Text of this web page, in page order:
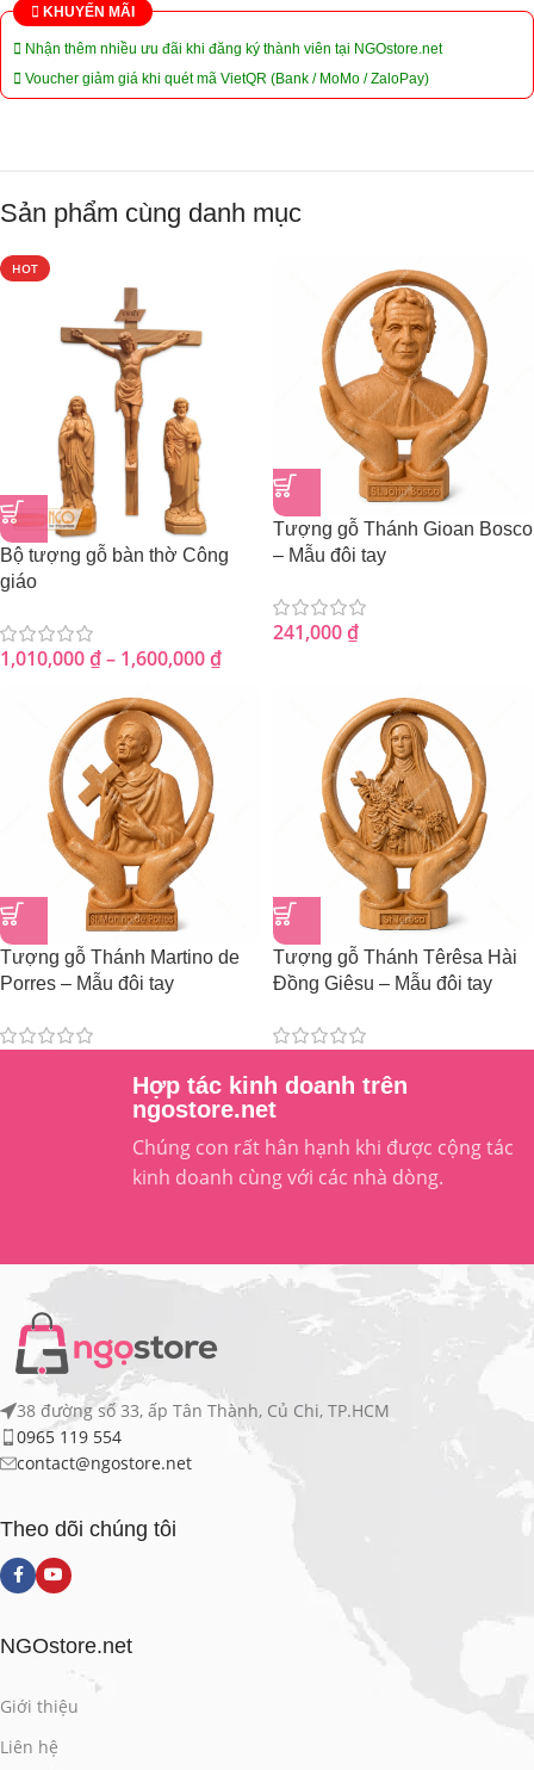
KHUYẾN MÃI
Nhận thêm nhiều ưu đãi khi đăng ký thành viên tại NGOstore.net
Voucher giảm giá khi quét mã VietQR (Bank / MoMo / ZaloPay)
Sản phẩm cùng danh mục
HOT
Bộ tượng gỗ bàn thờ Công
giáo
1,010,000₫– 1,600,000₫
Tượng gỗ Thánh Gioan Bosco
– Mẫu đôi tay
241,000₫
Tượng gỗ Thánh Martino de
Porres – Mẫu đôi tay
Tượng gỗ Thánh Têrêsa Hài
Đồng Giêsu – Mẫu đôi tay
Hợp tác kinh doanh trên
ngostore.net
Chúng con rất hân hạnh khi được cộng tác
kinh doanh cùng với các nhà dòng.
38 đường số 33, ấp Tân Thành, Củ Chi, TP.HCM
0965 119 554
contact@ngostore.net
Theo dõi chúng tôi
NGOstore.net
Giới thiệu
Liên hệ